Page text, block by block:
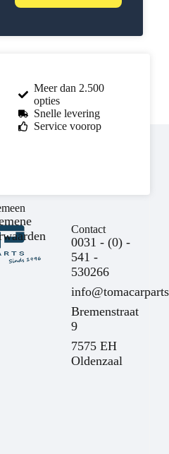
Meer dan 2.500
opties
Snelle levering
Service voorop
Contact
0031 - (0) -
541 -
530266
Bremenstraat
9
7575 EH
Oldenzaal